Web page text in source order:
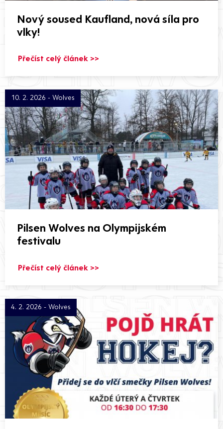
Nový soused Kaufland, nová síla pro
vlky!
Přečíst celý článek >>
10. 2. 2026 - Wolves
Pilsen Wolves na Olympijském
festivalu
Přečíst celý článek >>
4. 2. 2026 - Wolves